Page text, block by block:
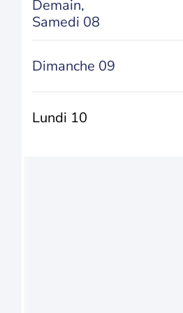
Demain,
Samedi 08
Dimanche 09
Lundi 10